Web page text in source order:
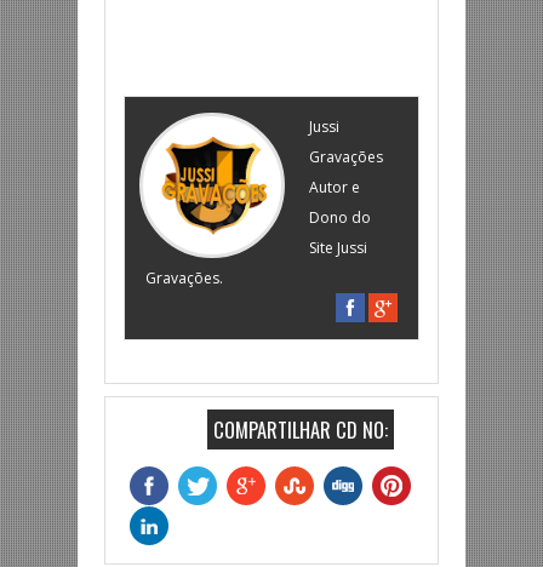
Jussi
Gravações
Autor e
Dono do
Site Jussi
Gravações.
COMPARTILHAR CD NO: